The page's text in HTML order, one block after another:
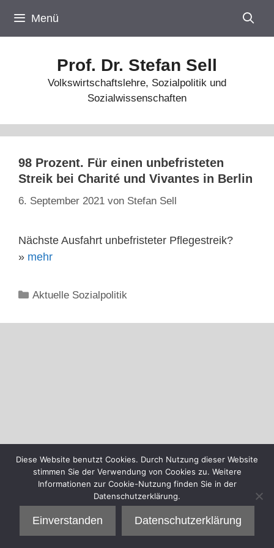
Inhalt
springen
Menü
Prof. Dr. Stefan Sell
Volkswirtschaftslehre, Sozialpolitik und
Sozialwissenschaften
98 Prozent. Für einen unbefristeten
Streik bei Charité und Vivantes in Berlin
6. September 2021 von Stefan Sell
Nächste Ausfahrt unbefristeter Pflegestreik?
» mehr
Kategorien
Aktuelle Sozialpolitik
Diese Website benutzt Cookies. Durch Nutzung dieser Website
stimmen Sie der Verwendung von Cookies zu. Weitere
Informationen zur Cookie-Nutzung finden Sie in der
Datenschutzerklärung.
Einverstanden Datenschutzerklärung